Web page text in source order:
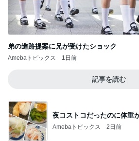
弟の進路提案に兄が受けたショック
Amebaトピックス 1日前
記事を読む
夜コストコだったのに体重
Amebaトピックス 2日前